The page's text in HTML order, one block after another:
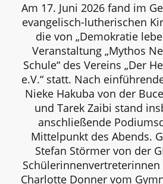
Am 17. Juni 2026 fand im
evangelisch-lutherischen
die von „Demokratie
Veranstaltung „Mythos
Schule“ des Vereins „Der
e.V.“ statt. Nach
Nieke Hakuba von der
und Tarek Zaibi stand
anschließende
Mittelpunkt des Abends.
Stefan Störmer von der
Charlotte Donner vom